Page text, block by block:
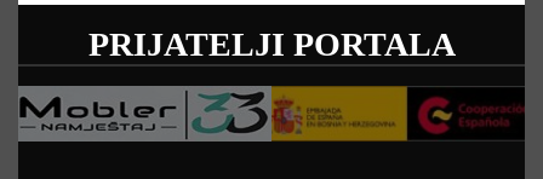
PRIJATELJI PORTALA